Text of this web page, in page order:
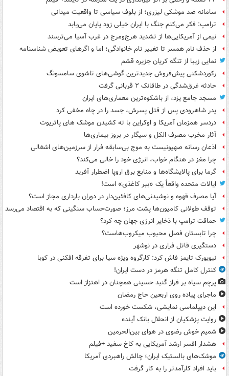
سامانه ضد موشکی لیزری؛ از بلوف سیاسی تا واقعیت میدانی
ترامپ: فکر می‌کنم جنگ با ایران خیلی زود پایان می‌یابد
نیمی از آمریکایی‌ها از تشدید هرج‌ومرج در غرب آسیا می‌ترسند
از حذف نام همسر تا تغییر نام خانوادگی؛ اما و اگرهای تعویض شناسنامه
نمایی زیبا از تنگه کریان جزیره قشم
رکوردشکنی پیش‌فروش جدیدترین گوشی‌های تاشوی سامسونگ
حادثه غرق‌شدگی در طاقانک ۲ قربانی گرفت
مسجد جامع یزد، از باشکوه‌ترین معماری‌های ایران
پدر شاهرودی پس از قتل پسرش، جسد را در چاه مخفی کرد
دردسر همزمان آمریکا و اوکراین با ته کشیدن موشک های پاتریوت
آثار مخرب مصرف الکل و سیگار در بروز بیماری‌ها
اذعان رسانه صهیونیست به موج بی‌سابقه فرار از سرزمین‌های اشغالی
چرا مغز در هنگام خواب، انرژی خود را خالی می‌کند؟
گرما برای پالایشگاه‌ها و منابع برق اروپا اضطرار آفرید
ایالات متحده واقعاً یک «ببر کاغذی» است!
آیا مصرف قهوه و نوشیدنی‌های کافئین‌دار در دوران بارداری مجاز است؟
توقف طولانی کامیون‌ها پشت مرز؛ صورت‌حساب سنگینی که به اقتصاد می‌رسد
حماقت ترامپ با ذخایر انرژی جهان چه کرد؟
چرا تابستان فصل محبوب میکروب‌هاست؟
دستگیری قاتل فراری در نوشهر
نیویورک تایمز فاش کرد: کارگروه ویژه سیا برای تفرقه افکنی در کوبا
کنترل کامل تنگه هرمز در دست ایران!
پرچم سیاه بر فراز گنبد حسینی همچنان در اهتزاز است
ماجرای پیاده روی اربعین حاج رمضان
این دیپلماسی نمایشی، شکست خورده است
روایت پزشکیان از انحلال بانک آینده
شمیم خوش رضوی در هوای بین‌الحرمین
هشدار افسر ارشد آمریکایی به کاخ سفید +فیلم
موشک‌های بالستیک ایران؛ چالش راهبردی آمریکا
باید افراد کارآمدتر را به کار گرفت